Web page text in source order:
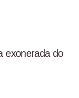
exonerada do